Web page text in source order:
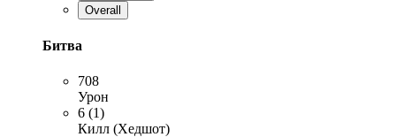
Overall
Битва
708
Урон
6 (1)
Килл (Хедшот)